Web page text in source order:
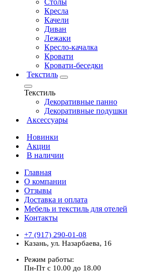
Столы
Кресла
Качели
Диван
Лежаки
Кресло-качалка
Кровати
Кровати-беседки
Текстиль
Текстиль
Декоративные панно
Декоративные подушки
Аксессуары
Новинки
Акции
В наличии
Главная
О компании
Отзывы
Доставка и оплата
Мебель и текстиль для отелей
Контакты
+7 (917) 290-01-08
Казань, ул. Назарбаева, 16
Режим работы:
Пн-Пт с 10.00 до 18.00